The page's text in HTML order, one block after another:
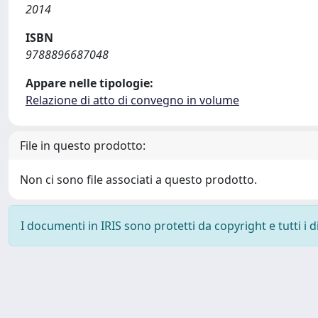
2014
ISBN
9788896687048
Appare nelle tipologie:
Relazione di atto di convegno in volume
File in questo prodotto:
Non ci sono file associati a questo prodotto.
I documenti in IRIS sono protetti da copyright e tutti i